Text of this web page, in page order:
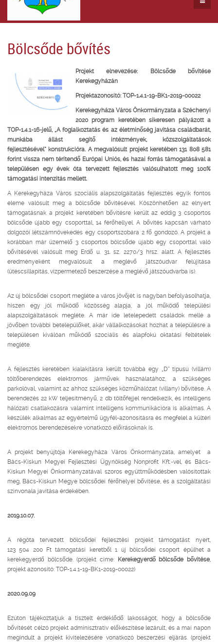
Bölcsőde bővítés
Projekt elnevezése: Bölcsőde bővítése
Kerekegyházán
Projektazonosító: TOP-1.4.1-19-BK1-2019-00022
Kerekegyháza Város Önkormányzata a Széchenyi
2020 program keretében sikeresen pályázott a
TOP-1.4.1-16-jelű, „A foglalkoztatás és az életminőség javítása családbarát,
munkába állást segítő intézmények, közszolgáltatások
fejlesztésével” konstrukcióra. A megvalósult projekt keretében 131 808 581
forint vissza nem térítendő Európai Uniós, és hazai forrás támogatásával a
településen egy évek óta tervezett fejlesztés valósulhatott meg 100%
támogatási intenzitás mellett.
A Kerekegyháza Város szociális alapszolgáltatás fejlesztés egyik fontos
eleme valósult meg a bölcsőde bővítésével. Köszönhetően az elnyert
támogatásnak a projekt keretében bővítésre került az eddig 3 csoportos
bölcsőde újabb egy csoporttal, 14 férőhellyel. A bővítés kapcsán várható
dolgozói létszámnövekedés egy csoportszobára 2 fő gondozó. A projekt a
korábban már üzemelő 3 csoportos bölcsőde újabb egy csoporttal való
bővítésével valósult meg Erdő u. 31. sz. 2270/3 hrsz. alatt. A fejlesztés
eredményeként megvalósult a meglévő játszóudvar felújítása
(ütéscsillapítás, vízpermetező beszerzése a meglévő játszóudvarba is).
Az új bölcsődei csoport megléte a város jövőjét is nagyban befolyásolhatja,
hiszen egy jól működő közösség alapja, a jól működő települési
alapszolgáltatások megléte. A már ide letelepedett családok mellé a
jövőben további betelepülőket, akár vállalkozásokat hozhat a településre a
településen kiválóan működő szociális és alapfokú oktatási feltételek
megléte.
A fejlesztés keretében kialakításra került továbbá egy „D” típusú (villám)
töltőberendezés elektromos járművek használatához, a szükséges
parkolóval, valamint az ahhoz szükséges közműhálózat (villany) bővítése. A
berendezés 22 kW teljesítményű, 2 db töltőfejjel rendelkezik, és intelligens
hálózati csatlakozásra valamint intelligens kommunikációra is alkalmas. A
készülék alkalmas az egyértelmű ügyfél-azonosításra és megfelel a kültéri
elektromos berendezésekre vonatkozó előírásoknak is.
A projekt benyújtója Kerekegyháza Város Önkormányzata, amelyet a
Bács-Kiskun Megyei Fejlesztési Ügynökség Nonprofit Kft.-vel, és Bács-
Kiskun Megyei Önkormányzatával szoros együttműködésben valósítottak
meg, Bács-Kiskun Megye bölcsődei férőhelyei bővítése, és a szolgáltatási
színvonala javítása érdekében.
2019.10.07.
A régóta tervezett bölcsődei fejlesztési projekt támogatást nyert,
123 504 200 Ft támogatási keretből 1 új bölcsődei csoport épülhet a
kerekegyerdő bölcsőde. (projekt címe: Kerekegyerdő bölcsőde bővítése,
projekt azonosító: TOP-1.4.1-19-BK1-2019-00022)
2020.09.09
Ezúton tájékoztatjuk a tisztelt érdeklődő lakosságot, hogy a bölcsőde
bővítését célzó projekt adminisztratív előkészítése lezárult, és a mai napon
megindult a projekt kivitelezésére vonatkozó beszerzési eljárás. (projekt